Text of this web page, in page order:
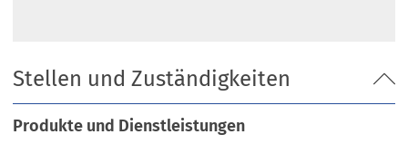
e
m
n
Stellen und Zuständigkeiten
Produkte und Dienstleistungen